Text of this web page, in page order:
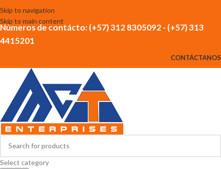
Skip to navigation
Skip to main content
Números de contácto: (+57) 312 8305092 - (+57) 313
4415201
CONTÁCTANOS
Select category